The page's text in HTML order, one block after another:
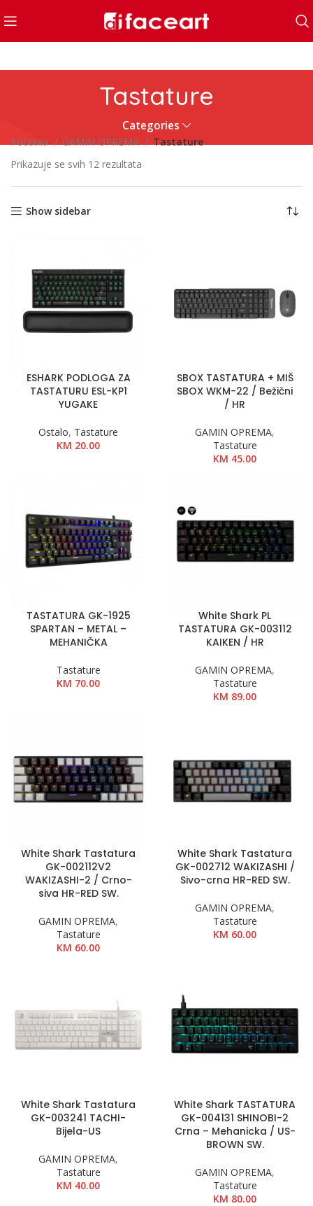
Tastature
Categories
Početna GAMIN OPREMA
Tastature
Prikazuje se svih 12 rezultata
Show sidebar
ESHARK PODLOGA ZA
TASTATURU ESL-KP1
YUGAKE
Ostalo, Tastature
KM 20.00
SBOX TASTATURA + MIŠ
SBOX WKM-22 / Bežični
/ HR
GAMIN OPREMA,
Tastature
KM 45.00
TASTATURA GK-1925
SPARTAN – METAL –
MEHANIČKA
Tastature
KM 70.00
White Shark PL
TASTATURA GK-003112
KAIKEN / HR
GAMIN OPREMA,
Tastature
KM 89.00
White Shark Tastatura
GK-002112V2
WAKIZASHI-2 / Crno-
siva HR-RED SW.
GAMIN OPREMA,
Tastature
KM 60.00
White Shark Tastatura
GK-002712 WAKIZASHI /
Sivo-crna HR-RED SW.
GAMIN OPREMA,
Tastature
KM 60.00
White Shark Tastatura
GK-003241 TACHI-
Bijela-US
GAMIN OPREMA,
Tastature
KM 40.00
White Shark TASTATURA
GK-004131 SHINOBI-2
Crna – Mehanicka / US-
BROWN SW.
GAMIN OPREMA,
Tastature
KM 80.00